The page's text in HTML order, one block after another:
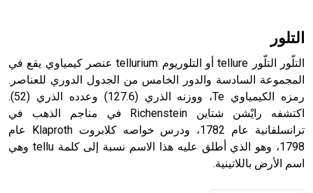
- هل تعلم أن أبجر Abgar اسم معروف جيداً يعود إلى عدد من
الملوك الذين حكموا مدينة إديسا (الرها) من أبجر الأول وحتى
التاسع، وهم ينتسبون إلى أسرة أوسروين
التلور
التلّور التلّور tellure أو التلوريوم tellurium عنصر كيمياوي يقع في
المجموعة السادسة والدور الخامس من الجدول الدوري للعناصر.
رمزه الكيمياوي Te، ووزنه الذري (127.6) وعدده الذري (52).
اكتشفه رايْشن شتاين Richenstein في مناجم الذهب في
ترانسلفانية عام 1782، ودرس خواصه كلابروت Klaproth عام
1798، وهو الذي أطلق عليه هذا الاسم نسبة إلى كلمة tellu وهي
اسم الأرض باللاتينية.